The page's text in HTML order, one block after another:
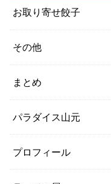
お取り寄せ餃子
その他
まとめ
パラダイス山元
プロフィール